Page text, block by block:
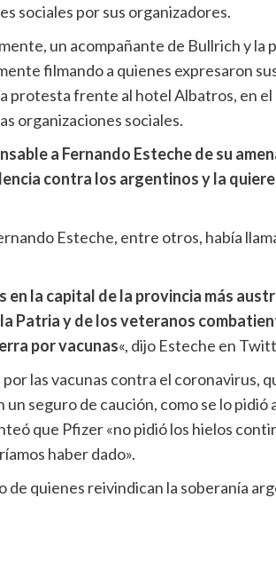
sociales por sus organizadores.
un acompañante de Bullrich y la
filmando a quienes expresaron
protesta frente al hotel Albatros, en el
organizaciones sociales.
a Fernando Esteche de su
contra los argentinos y la
Esteche, entre otros, había
en la capital de la provincia más
Patria y de los veteranos
por vacunas«, dijo Esteche en
las vacunas contra el coronavirus,
seguro de caución, como se lo pidió
que Pfizer «no pidió los hielos
haber dado».
de quienes reivindican la soberanía